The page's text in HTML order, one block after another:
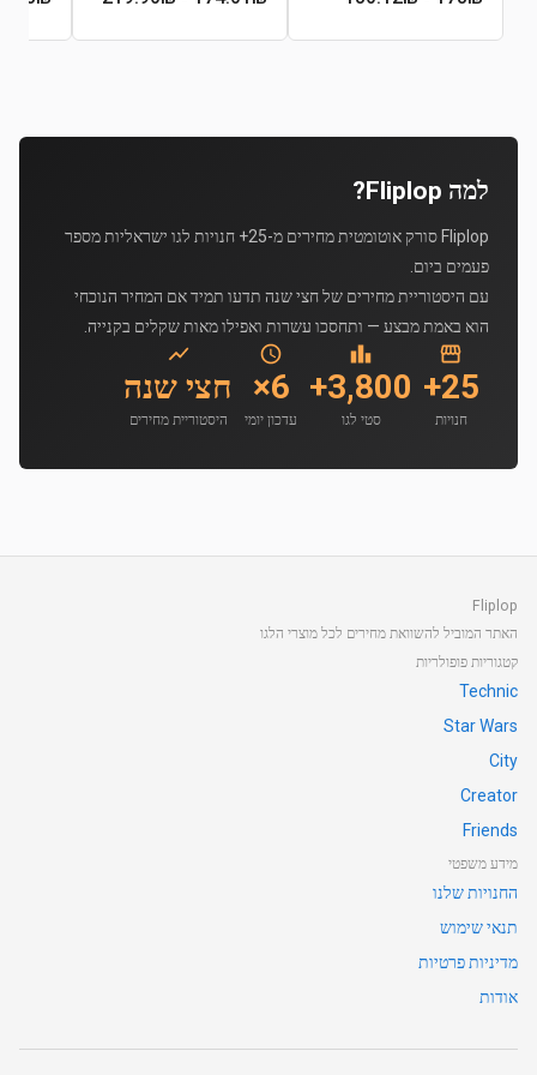
למה Fliplop?
Fliplop סורק אוטומטית מחירים מ-25+ חנויות לגו ישראליות מספר
פעמים ביום.
עם היסטוריית מחירים של חצי שנה תדעו תמיד אם המחיר הנוכחי
הוא באמת מבצע — ותחסכו עשרות ואפילו מאות שקלים בקנייה.
25+
חנויות
3,800+
סטי לגו
6×
עדכון יומי
חצי שנה
היסטוריית מחירים
Fliplop
האתר המוביל להשוואת מחירים לכל מוצרי הלגו
קטגוריות פופולריות
Technic
Star Wars
City
Creator
Friends
מידע משפטי
החנויות שלנו
תנאי שימוש
מדיניות פרטיות
אודות